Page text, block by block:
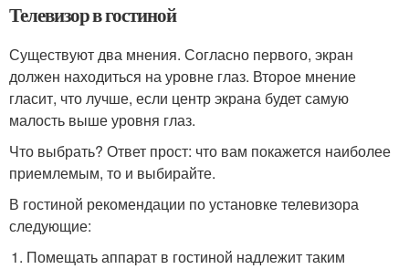
Телевизор в гостиной
Существуют два мнения. Согласно первого, экран
должен находиться на уровне глаз. Второе мнение
гласит, что лучше, если центр экрана будет самую
малость выше уровня глаз.
Что выбрать? Ответ прост: что вам покажется наиболее
приемлемым, то и выбирайте.
В гостиной рекомендации по установке телевизора
следующие:
Помещать аппарат в гостиной надлежит таким